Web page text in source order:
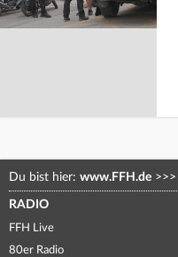
Du bist hier: www.FFH.de >>>
RADIO
FFH Live
80er Radio